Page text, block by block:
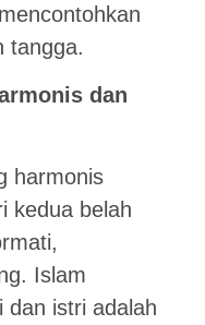
tangga.
dan
harmonis
kedua belah
Islam
dan istri adalah